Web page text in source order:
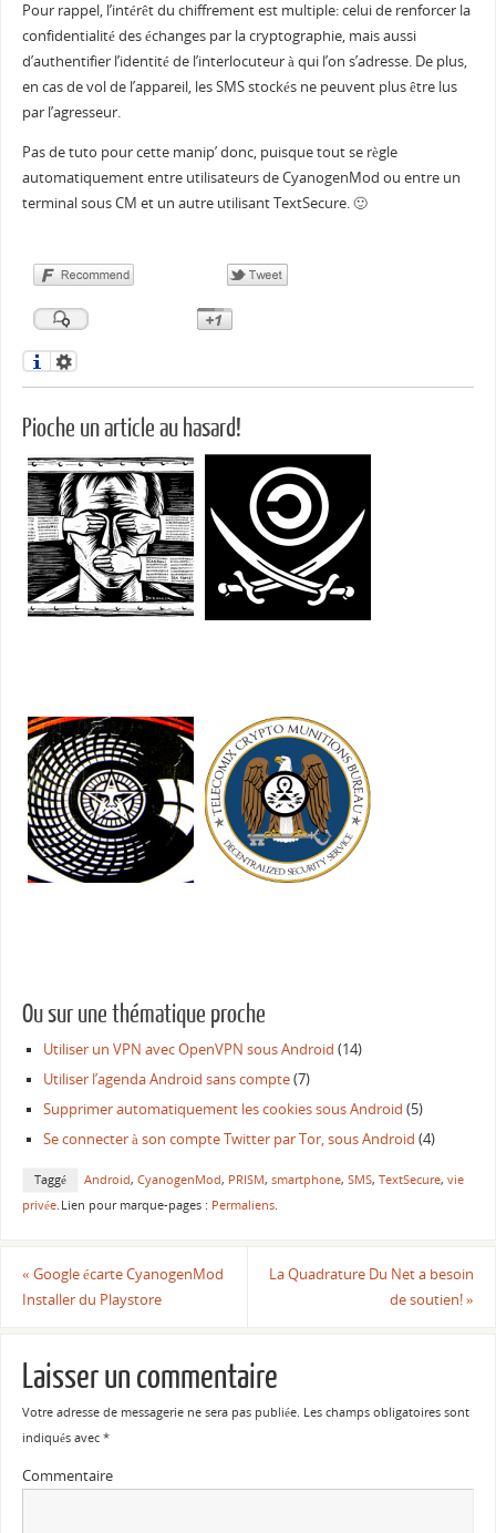
Pour rappel, l’intérêt du chiffrement est multiple: celui de renforcer la
confidentialité des échanges par la cryptographie, mais aussi
d’authentifier l’identité de l’interlocuteur à qui l’on s’adresse. De plus,
en cas de vol de l’appareil, les SMS stockés ne peuvent plus être lus
par l’agresseur.
Pas de tuto pour cette manip’ donc, puisque tout se règle
automatiquement entre utilisateurs de CyanogenMod ou entre un
terminal sous CM et un autre utilisant TextSecure. 🙂
Pioche un article au hasard!
Ou sur une thématique proche
Utiliser un VPN avec OpenVPN sous Android (14)
Utiliser l’agenda Android sans compte(7)
Supprimer automatiquement les cookies sous Android (5)
Se connecter à son compte Twitter par Tor, sous Android (4)
Taggé Android, CyanogenMod, PRISM, smartphone, SMS, TextSecure, vie
privée. Lien pour marque-pages : Permaliens.
« Google écarte CyanogenMod
Installer du Playstore
La Quadrature Du Net a besoin
de soutien!»
Laisser un commentaire
Votre adresse de messagerie ne sera pas publiée. Les champs obligatoires sont
indiqués avec *
Commentaire